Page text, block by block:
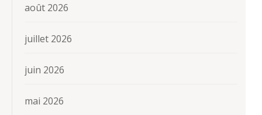
août 2026
juillet 2026
juin 2026
mai 2026